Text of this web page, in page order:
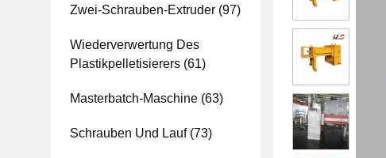
Zwei-Schrauben-Extruder (97)
Wiederverwertung Des
Plastikpelletisierers (61)
Masterbatch-Maschine (63)
Schrauben Und Lauf(73)